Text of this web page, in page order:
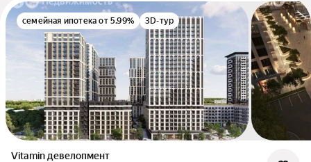
семейная ипотека от 5.99% 3D-тур
Vitamin девелопмент